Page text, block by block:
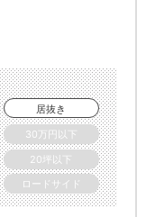
居抜き
30万円以下
20坪以下
ロードサイド